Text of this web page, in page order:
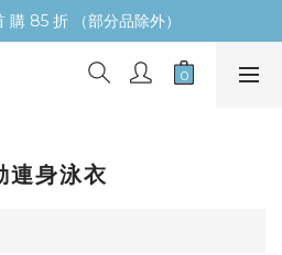
購 85 折 （部分品除外）
連身泳衣